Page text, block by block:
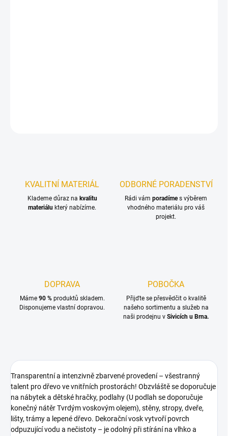
KVALITNÍ MATERIÁL
Klademe důraz na kvalitu
materiálu který nabízíme.
ODBORNÉ PORADENSTVÍ
Rádi vám poradímes výběrem
vhodného materiálu pro váš
projekt.
DOPRAVA
Máme 90 %produktů skladem.
Disponujeme vlastní dopravou.
POBOČKA
Přijďte se přesvědčit o kvalitě
našeho sortimentu a služeb na
naši prodejnu v Sivicích u Brna.
Transparentní a intenzivně zbarvené provedení – všestranný
talent pro dřevo ve vnitřních prostorách! Obzvláště se doporučuje
na nábytek a dětské hračky, podlahy (U podlah se doporučuje
konečný nátěr Tvrdým voskovým olejem), stěny, stropy, dveře,
lišty, trámy a lepené dřevo. Dekorační vosk vytvoří povrch
odpuzující vodu a nečistoty – je odolný při stírání na vlhko a